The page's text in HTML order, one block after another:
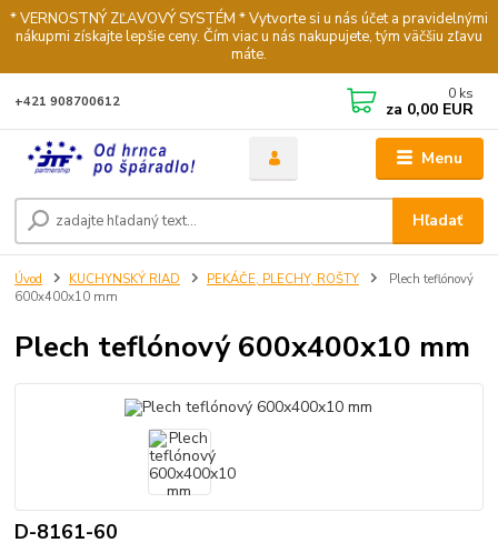
* VERNOSTNÝ ZĽAVOVÝ SYSTÉM * Vytvorte si u nás účet a pravidelnými
nákupmi získajte lepšie ceny. Čím viac u nás nakupujete, tým väčšiu zľavu
máte.
Menu
Hľadať
+421 908700612 0 ks
za 0,00 EUR
Úvod KUCHYNSKÝ RIAD PEKÁČE, PLECHY, ROŠTY
Plech teflónový
600x400x10 mm
Plech teflónový 600x400x10 mm
D-8161-60